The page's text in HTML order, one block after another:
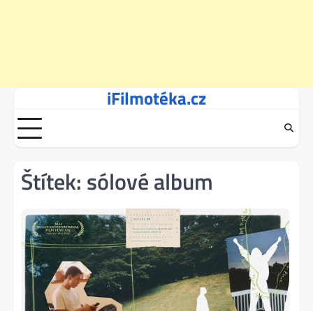
content
iFilmotéka.cz
Štítek: sólové album